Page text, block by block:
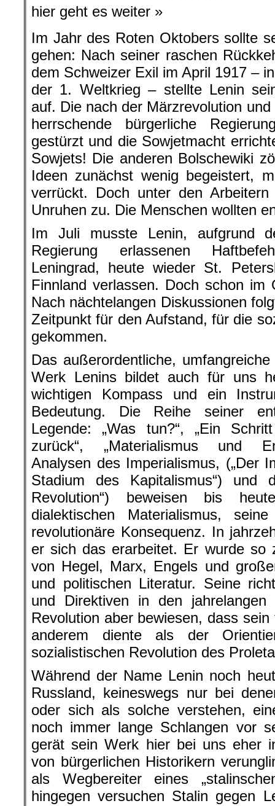
hier geht es weiter »
Im Jahr des Roten Oktobers sollte
gehen: Nach seiner raschen
dem Schweizer Exil im April 1917 –
der 1. Weltkrieg – stellte Lenin
auf. Die nach der Märzrevolution
herrschende bürgerliche
gestürzt und die Sowjetmacht
Sowjets! Die anderen Bolschewiki
Ideen zunächst wenig begeistert,
verrückt. Doch unter den
Unruhen zu. Die Menschen wollten
Im Juli musste Lenin, aufgrund
Regierung erlassenen
Leningrad, heute wieder St.
Finnland verlassen. Doch schon im
Nach nächtelangen Diskussionen
Zeitpunkt für den Aufstand, für die
gekommen.
Das außerordentliche,
Werk Lenins bildet auch für uns
wichtigen Kompass und ein
Bedeutung. Die Reihe seiner
Legende: „Was tun?“, „Ein
zurück“, „Materialismus und
Analysen des Imperialismus, („Der
Stadium des Kapitalismus“) und
Revolution“) beweisen bis
dialektischen Materialismus,
revolutionäre Konsequenz. In
er sich das erarbeitet. Er wurde so
von Hegel, Marx, Engels und
und politischen Literatur. Seine
und Direktiven in den jahrelangen
Revolution aber bewiesen, dass
anderem diente als der
sozialistischen Revolution des
Während der Name Lenin noch
Russland, keineswegs nur bei
oder sich als solche verstehen,
noch immer lange Schlangen vor
gerät sein Werk hier bei uns eher
von bürgerlichen Historikern
als Wegbereiter eines
hingegen versuchen Stalin gegen